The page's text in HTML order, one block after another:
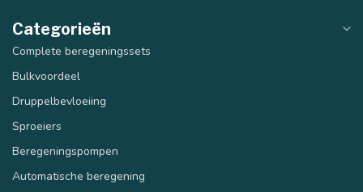
Categorieën
Complete beregeningssets
Bulkvoordeel
Druppelbevloeiing
Sproeiers
Beregeningspompen
Automatische beregening